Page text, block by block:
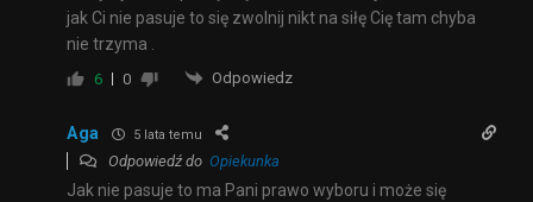
jak Ci nie pasuje to się zwolnij nikt na siłę Cię tam chyba
nie trzyma .
6 0 Odpowiedz
Aga 5 lata temu
Odpowiedź do Opiekunka
Jak nie pasuje to ma Pani prawo wyboru i może się